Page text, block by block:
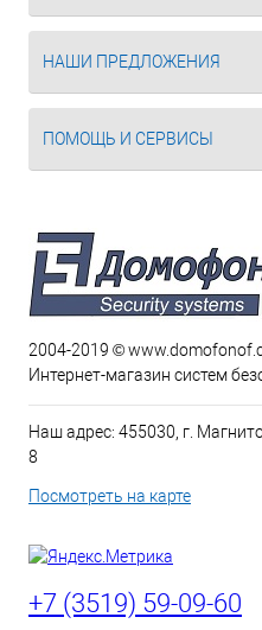
НАШИ ПРЕДЛОЖЕНИЯ
ПОМОЩЬ И СЕРВИСЫ
2004-2019 ©
Интернет-магазин систем
Наш адрес: 455030, г.
8
Посмотреть на карте
+7 (3519) 59-09-60